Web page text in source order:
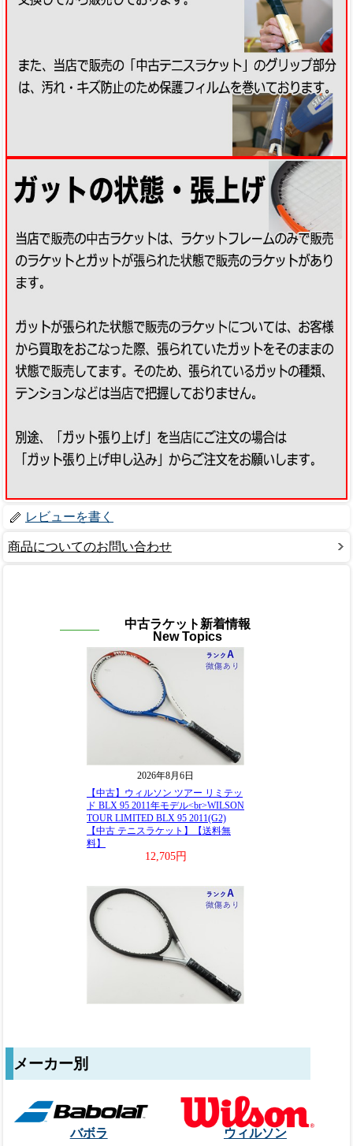
レビューを書く
商品についてのお問い合わせ
中古ラケット新着情報
New Topics
メーカー別
バボラ ウィルソン